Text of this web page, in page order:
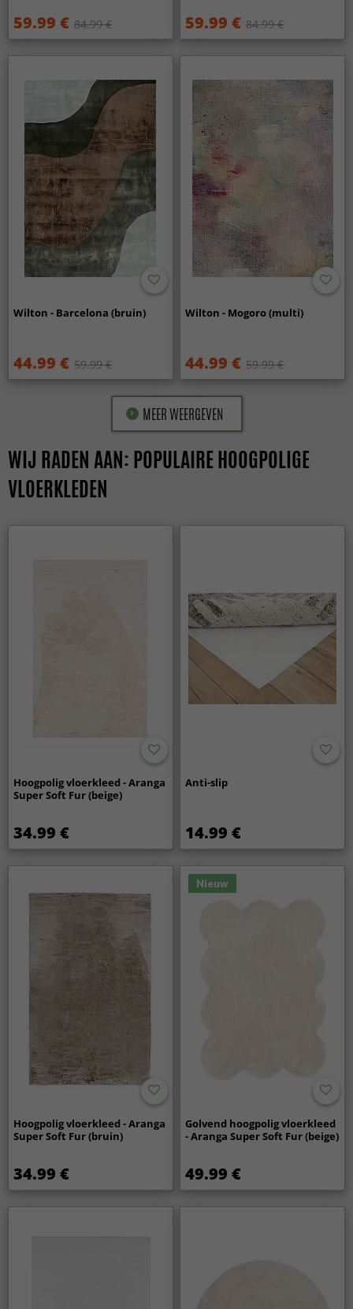
59.99 € 84.99 € 59.99 € 84.99 €
Wilton - Barcelona (bruin)
44.99 € 59.99 €
Wilton - Mogoro (multi)
44.99 € 59.99 €
MEER WEERGEVEN
WIJ RADEN AAN: POPULAIRE HOOGPOLIGE
VLOERKLEDEN
Hoogpolig vloerkleed - Aranga
Super Soft Fur (beige)
34.99 €
Anti-slip
14.99 €
Hoogpolig vloerkleed - Aranga
Super Soft Fur (bruin)
34.99 €
Nieuw
Golvend hoogpolig vloerkleed
- Aranga Super Soft Fur (beige)
49.99 €